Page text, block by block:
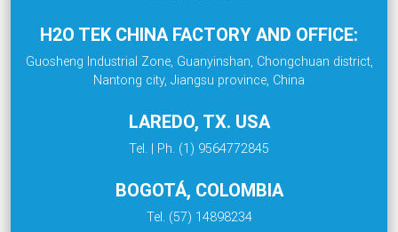
H2O TEK CHINA FACTORY AND OFFICE:
Guosheng Industrial Zone, Guanyinshan, Chongchuan district,
Nantong city, Jiangsu province, China
LAREDO, TX. USA
Tel. | Ph. (1) 9564772845
BOGOTÁ, COLOMBIA
Tel. (57) 14898234